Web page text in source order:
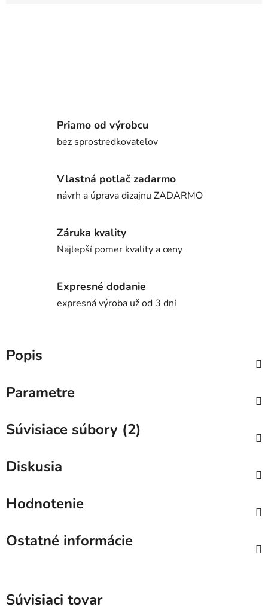
Priamo od výrobcu
bez sprostredkovateľov
Vlastná potlač zadarmo
návrh a úprava dizajnu ZADARMO
Záruka kvality
Najlepší pomer kvality a ceny
Expresné dodanie
expresná výroba už od 3 dní
Popis
Parametre
Súvisiace súbory (2)
Diskusia
Hodnotenie
Ostatné informácie
Súvisiaci tovar